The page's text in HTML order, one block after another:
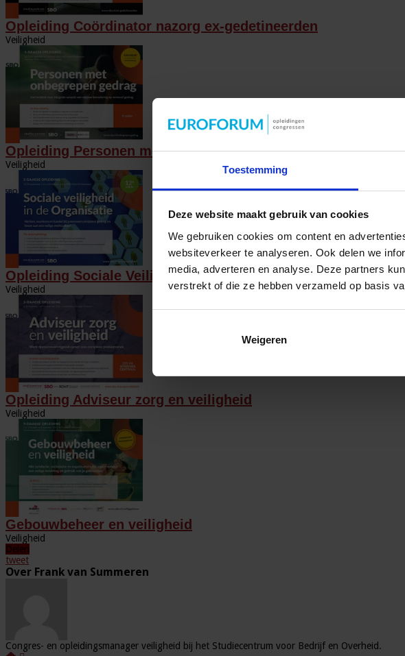
Toestemming
Deze website maakt gebruik van cookies
We gebruiken cookies om content en
websiteverkeer te analyseren. Ook delen we
media, adverteren en analyse. Deze partners
verstrekt of die ze hebben verzameld op basis
Weigeren
Opleiding Coördinator nazorg ex-gedetineerden
Veiligheid
Opleiding Personen met onbegrepen gedrag
Veiligheid
Opleiding Sociale Veiligheid in de Organisatie
Veiligheid
Opleiding Adviseur zorg en veiligheid
Veiligheid
Gebouwbeheer en veiligheid
Veiligheid
Delen
tweet
Over Frank van Summeren
Congres- en opleidingsmanager veiligheid bij het Studiecentrum voor Bedrijf en Overheid.